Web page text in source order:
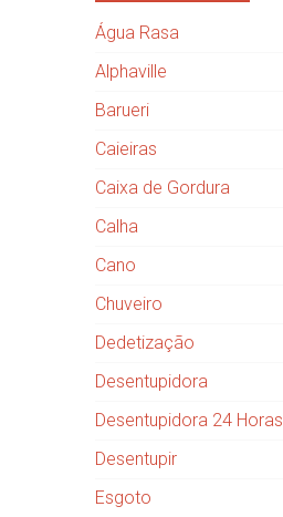
Água Rasa
Alphaville
Barueri
Caieiras
Caixa de Gordura
Calha
Cano
Chuveiro
Dedetização
Desentupidora
Desentupidora 24 Horas
Desentupir
Esgoto